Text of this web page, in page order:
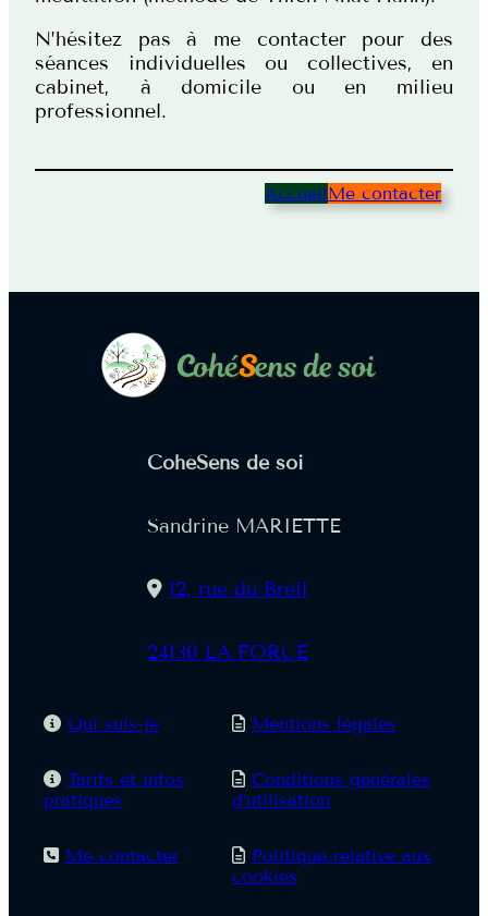
N’hésitez pas à me contacter pour des
séances individuelles ou collectives, en
cabinet, à domicile ou en milieu
professionnel.
Accueil Me contacter
CohéSens de soi
Sandrine MARIETTE
12, rue du Breil
24130 LA FORCE
Qui suis-je
Tarifs et infos
pratiques
Me contacter
Mentions légales
Conditions générales
d’utilisation
Politique relative aux
cookies